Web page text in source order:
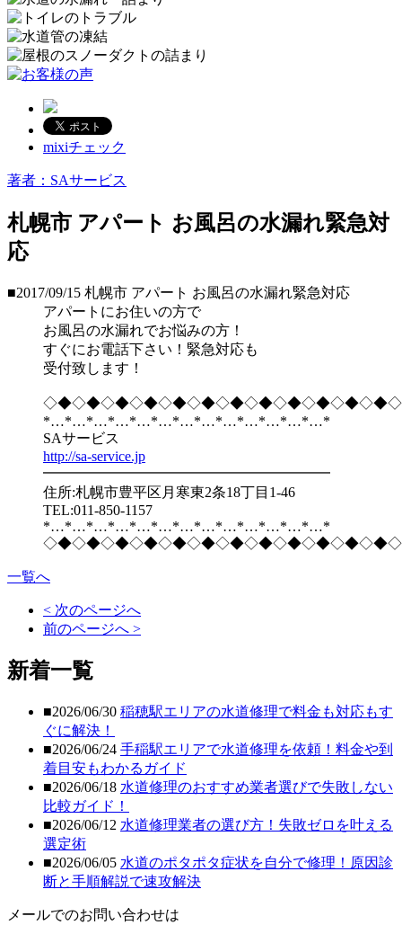
mixiチェック
著者：SAサービス
札幌市 アパート お風呂の水漏れ緊急対
応
■2017/09/15 札幌市 アパート お風呂の水漏れ緊急対応
アパートにお住いの方で
お風呂の水漏れでお悩みの方！
すぐにお電話下さい！緊急対応も
受付致します！
*…*…*…*…*…*…*…*…*…*…*…*…*…*
SAサービス
http://sa-service.jp
━━━━━━━━━━━━━━━━━━━━
住所:札幌市豊平区月寒東2条18丁目1-46
TEL:011-850-1157
*…*…*…*…*…*…*…*…*…*…*…*…*…*
一覧へ
< 次のページへ
前のページへ >
新着一覧
■2026/06/30 稲穂駅エリアの水道修理で料金も対応もす
ぐに解決！
■2026/06/24 手稲駅エリアで水道修理を依頼！料金や到
着目安もわかるガイド
■2026/06/18 水道修理のおすすめ業者選びで失敗しない
比較ガイド！
■2026/06/12 水道修理業者の選び方！失敗ゼロを叶える
選定術
■2026/06/05 水道のポタポタ症状を自分で修理！原因診
断と手順解説で速攻解決
メールでのお問い合わせは